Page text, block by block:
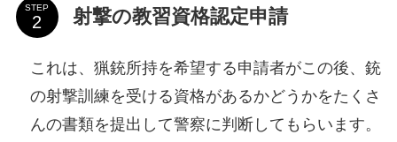
STEP 射撃の教習資格認定申請
これは、猟銃所持を希望する申請者がこの後、銃
の射撃訓練を受ける資格があるかどうかをたくさ
んの書類を提出して警察に判断してもらいます。